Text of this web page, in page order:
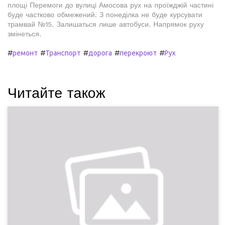
площі Перемоги до вулиці Амосова рух на проїжджій частині
буде частково обмежений. З понеділка не буде курсувати
трамвай №15. Залишаться лише автобуси. Напрямок руху
змінеться.
#ремонт #Транспорт #дорога #перекроют #Рух
Читайте також